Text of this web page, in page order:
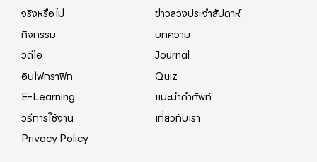
จริงหรือไม่
ข่าวลวงประจำสัปดาห์
กิจกรรม
บทความ
วิดีโอ
Journal
อินโฟกราฟิก
Quiz
E-Learning
แนะนำคำศัพท์
วิธีการใช้งาน
เกี่ยวกับเรา
Privacy Policy